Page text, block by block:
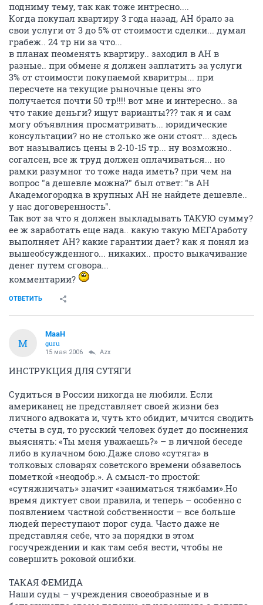
подниму тему, так как тоже интресно....
Когда покупал квартиру 3 года назад, АН брало за
свои услуги от 3 до 5% от стоимости сделки... думал
грабеж.. 24 тр ни за что...
в планах пеоменять квартиру.. заходил в АН в
разные.. при обмене я должен заплатить за услуги
3% от стоимости покупаемой кваритры... при
пересчете на текущие рыночные цены это
получается почти 50 тр!!!! вот мне и интересно.. за
что такие деньги? ищут варианты??? так я и сам
могу объявлния просматривать... юридические
консультации? но не столько же они стоят... здесь
вот назывались цены в 2-10-15 тр... ну возможно..
согалсен, все ж труд должен оплачиваться... но
рамки разумног то тоже нада иметь? при чем на
вопрос "а дешевле можна?" был ответ: "в АН
Академогородка в крупных АН не найдете дешевле..
у нас договеренность".
Так вот за что я должен выкладывать ТАКУЮ сумму?
ее ж заработать еще нада.. какую такую МЕГАработу
выполняет АН? какие гарантии дает? как я понял из
вышеобсужденного... никаких.. просто выкачивание
денег путем сговора...
комментарии?
ОТВЕТИТЬ
M
MaaH
guru
15 мая 2006 Azx
ИНСТРУКЦИЯ ДЛЯ СУТЯГИ
Судиться в России никогда не любили. Если
американец не представляет своей жизни без
личного адвоката и, чуть кто обидит, мчится сводить
счеты в суд, то русский человек будет до посинения
выяснять: «Ты меня уважаешь?» – в личной беседе
либо в кулачном бою.Даже слово «сутяга» в
толковых словарях советского времени обзавелось
пометкой «неодобр.». А смысл-то простой:
«сутяжничать» значит «заниматься тяжбами».Но
время диктует свои правила, и теперь – особенно с
появлением частной собственности – все больше
людей переступают порог суда. Часто даже не
представляя себе, что за порядки в этом
госучреждении и как там себя вести, чтобы не
совершить роковой ошибки.
ТАКАЯ ФЕМИДА
Наши суды – учреждения своеобразные и в